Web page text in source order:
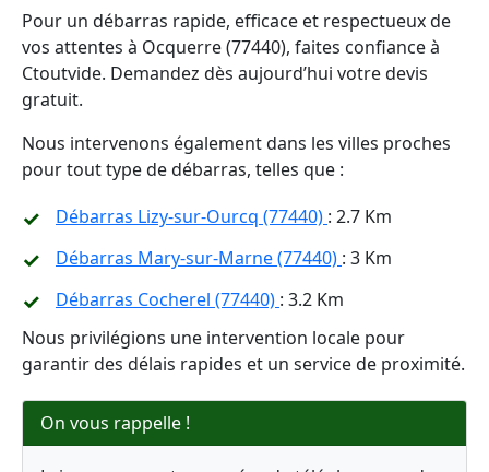
Pour un débarras rapide, efficace et respectueux de
vos attentes à Ocquerre (77440), faites confiance à
Ctoutvide. Demandez dès aujourd’hui votre devis
gratuit.
Nous intervenons également dans les villes proches
pour tout type de débarras, telles que :
Débarras Lizy-sur-Ourcq (77440) : 2.7 Km
Débarras Mary-sur-Marne (77440) : 3 Km
Débarras Cocherel (77440) : 3.2 Km
Nous privilégions une intervention locale pour
garantir des délais rapides et un service de proximité.
On vous rappelle !